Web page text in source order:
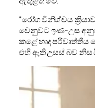
“රෝග විනිශ්චය
වෙනුවට ඉණ-උස
කළේ හෘද
එහි ඇති උසස් බව නිස